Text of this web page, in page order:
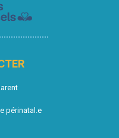
périnatal.e